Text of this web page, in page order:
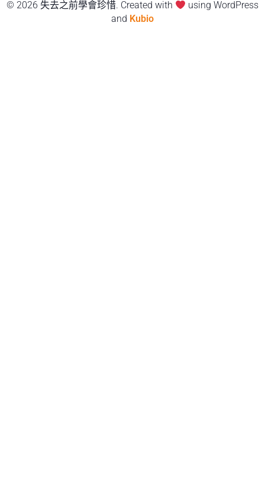
© 2026 失去之前學會珍惜. Created with
using WordPress
and Kubio